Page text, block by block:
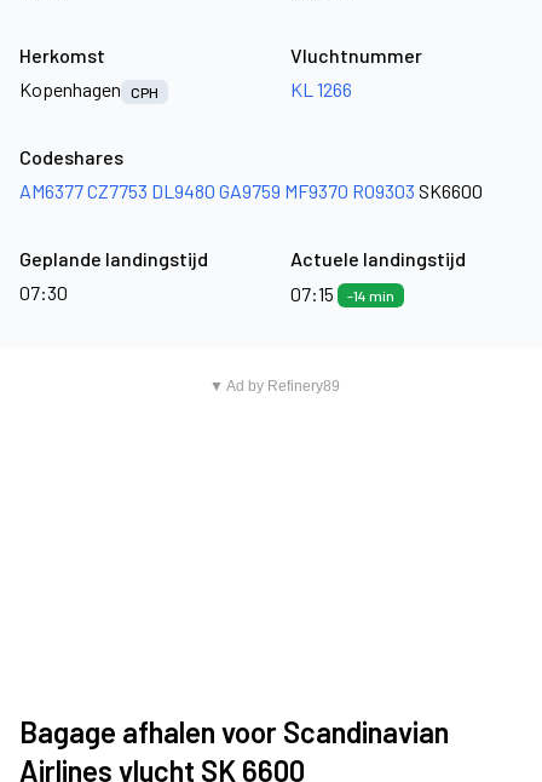
Herkomst
Kopenhagen
CPH
Vluchtnummer
KL 1266
Codeshares
AM6377CZ7753 DL9480 GA9759 MF9370 RO9303 SK6600
Geplande landingstijd
07:30
Actuele landingstijd
07:15
-14 min
▼ Ad by Refinery89
Bagage afhalen voor Scandinavian
Airlines vlucht SK 6600